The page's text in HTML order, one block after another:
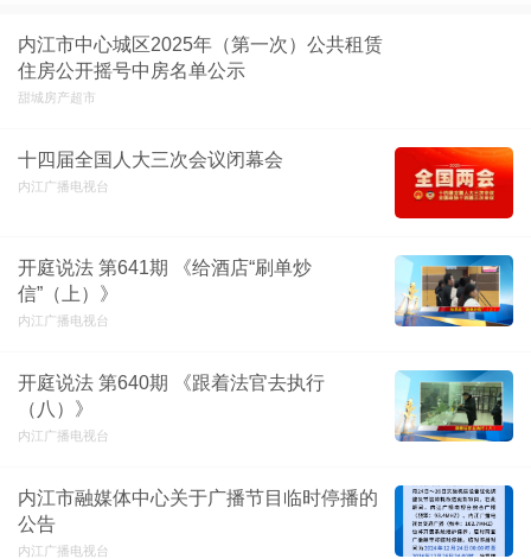
内江市中心城区2025年（第一次）公共租赁
住房公开摇号中房名单公示
甜城房产超市
十四届全国人大三次会议闭幕会
内江广播电视台
开庭说法 第641期 《给酒店“刷单炒
信”（上）》
内江广播电视台
开庭说法 第640期 《跟着法官去执行
（八）》
内江广播电视台
内江市融媒体中心关于广播节目临时停播的
公告
内江广播电视台